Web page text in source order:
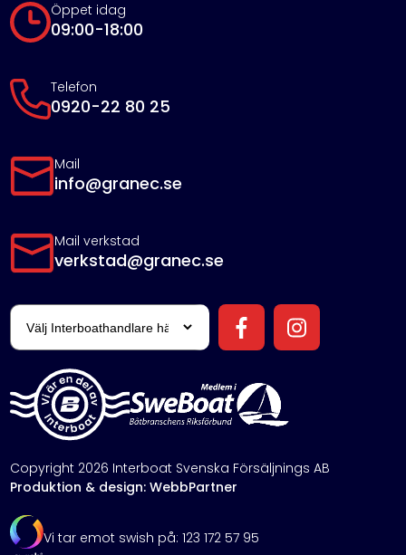
Öppet idag
09:00-18:00
Telefon
0920-22 80 25
Mail
info@granec.se
Mail verkstad
verkstad@granec.se
Copyright 2026 Interboat Svenska Försäljnings AB
Produktion & design: WebbPartner
Vi tar emot swish på: 123 172 57 95